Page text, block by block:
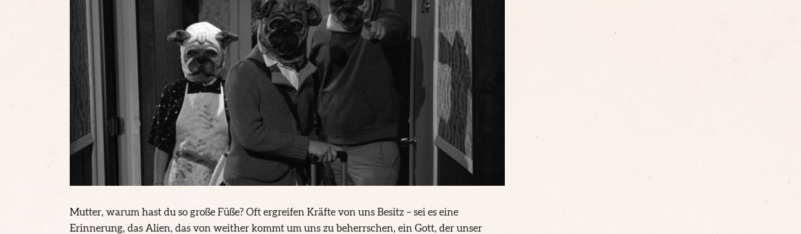
Mutter, warum hast du so große Füße? Oft ergreifen Kräfte von uns Besitz – sei es eine
Erinnerung, das Alien, das von weither kommt um uns zu beherrschen, ein Gott, der unser